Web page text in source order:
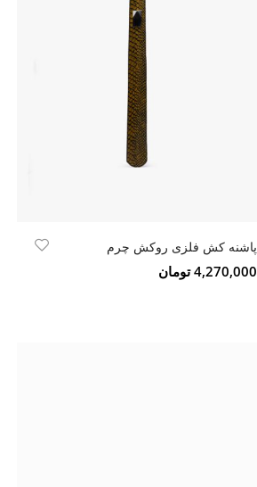
پاشنه کش فلزی روکش چرم
4,270,000 تومان